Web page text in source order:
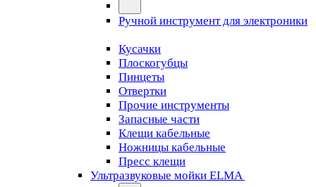
Ручной инструмент для электроники
Кусачки
Плоскогубцы
Пинцеты
Отвертки
Прочие инструменты
Запасные части
Клещи кабельные
Ножницы кабельные
Пресс клещи
Ультразвуковые мойки ELMA